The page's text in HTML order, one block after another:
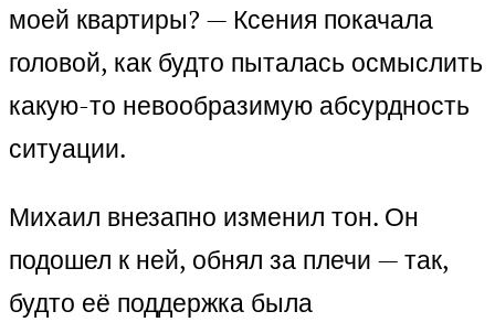
моей квартиры? — Ксения покачала
головой, как будто пыталась осмыслить
какую-то невообразимую абсурдность
ситуации.
Михаил внезапно изменил тон. Он
подошел к ней, обнял за плечи — так,
будто её поддержка была